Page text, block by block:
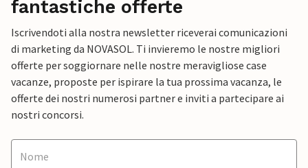
fantastiche offerte
Iscrivendoti alla nostra newsletter riceverai comunicazioni
di marketing da NOVASOL. Ti invieremo le nostre migliori
offerte per soggiornare nelle nostre meravigliose case
vacanze, proposte per ispirare la tua prossima vacanza, le
offerte dei nostri numerosi partner e inviti a partecipare ai
nostri concorsi.